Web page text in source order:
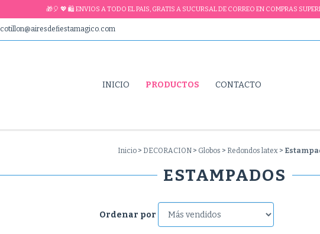
🎁🎈 💖 🛍 ENVIOS A TODO EL PAIS, GRATIS A SUCURSAL DE CORREO EN COMPRAS
cotillon@airesdefiestamagico.com
INICIO PRODUCTOS CONTACTO
Inicio > DECORACION > Globos > Redondos latex >
ESTAMPADOS
Ordenar por